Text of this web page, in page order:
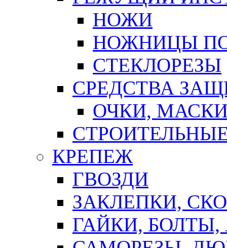
НОЖИ
НОЖНИЦЫ
СТЕКЛОРЕЗЫ
СРЕДСТВА
ОЧКИ,
КРЕПЕЖ
ГВОЗДИ
ЗАКЛЕПКИ,
ГАЙКИ,